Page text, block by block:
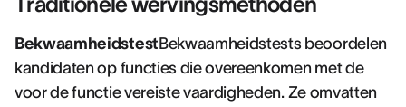
BekwaamheidstestBekwaamheidstests beoordelen
kandidaten op functies die overeenkomen met de
voor de functie vereiste vaardigheden. Ze omvatten